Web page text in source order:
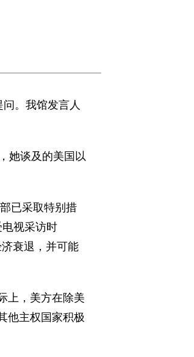
。我馆发言人
她谈及的美国以
已采取特别措
视采访时
衰退，并可能
上，美方在除美
他主权国家积极